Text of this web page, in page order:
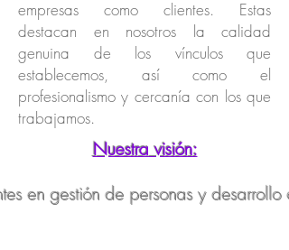
empresas como clientes. Estas
destacan en nosotros la calidad
genuina de los vínculos que
establecemos, así como el
profesionalismo y cercanía con los que
trabajamos.
Nuestra visión:
en gestión de personas y